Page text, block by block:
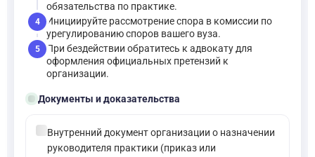
обязательства по практике.
4
Инициируйте рассмотрение спора в комиссии по
урегулированию споров вашего вуза.
5
При бездействии обратитесь к адвокату для
оформления официальных претензий к
организации.
folder_openДокументы и доказательства
Внутренний документ организации о назначении
руководителя практики (приказ или